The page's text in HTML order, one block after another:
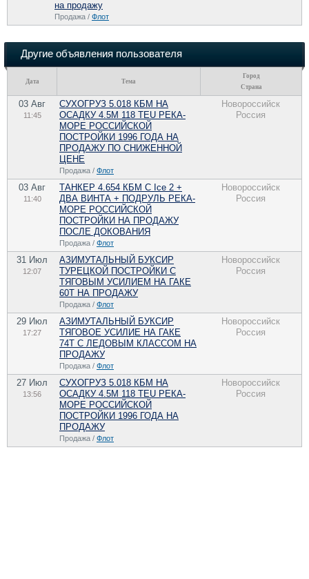
на продажу
Продажа / Флот
Другие объявления пользователя
Дата Тема
Город
Страна
03 Авг
11:45
СУХОГРУЗ 5.018 КБМ НА
ОСАДКУ 4.5М 118 TEU РЕКА-
МОРЕ РОССИЙСКОЙ
ПОСТРОЙКИ 1996 ГОДА НА
ПРОДАЖУ ПО CНИЖЕННОЙ
ЦЕНЕ
Продажа / Флот
Новороссийск
Россия
03 Авг
11:40
ТАНКЕР 4.654 КБМ C Ice 2 +
ДВА ВИНТА + ПОДРУЛЬ РЕКА-
МОРЕ РОССИЙСКОЙ
ПОСТРОЙКИ НА ПРОДАЖУ
ПОCЛЕ ДОКОВАНИЯ
Продажа / Флот
Новороссийск
Россия
31 Июл
12:07
АЗИМУТАЛЬНЫЙ БУКСИР
ТУРЕЦКОЙ ПОСТРОЙКИ С
ТЯГОВЫМ УСИЛИЕМ НА ГАКЕ
60Т НА ПРОДАЖУ
Продажа / Флот
Новороссийск
Россия
29 Июл
17:27
АЗИМУТАЛЬНЫЙ БУКСИР
ТЯГОВОЕ УСИЛИЕ НА ГАКЕ
74Т С ЛЕДОВЫМ КЛАССОМ НА
ПРОДАЖУ
Продажа / Флот
Новороссийск
Россия
27 Июл
13:56
СУХОГРУЗ 5.018 КБМ НА
ОСАДКУ 4.5М 118 TEU РЕКА-
МОРЕ РОССИЙСКОЙ
ПОСТРОЙКИ 1996 ГОДА НА
ПРОДАЖУ
Продажа / Флот
Новороссийск
Россия